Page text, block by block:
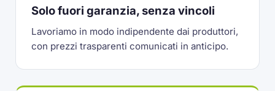
Solo fuori garanzia, senza vincoli
Lavoriamo in modo indipendente dai produttori,
con prezzi trasparenti comunicati in anticipo.